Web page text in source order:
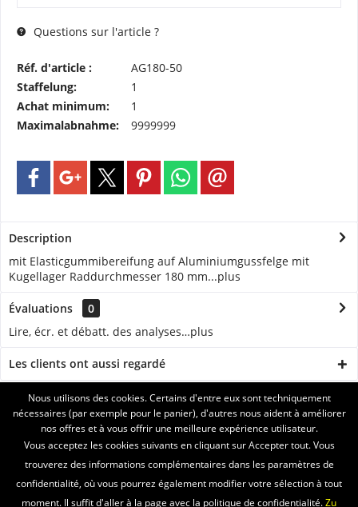
Questions sur l'article ?
Réf. d'article :
AG180-50
Staffelung:
1
Achat minimum:
1
Maximalabnahme:
9999999
Description
mit Elasticgummibereifung auf Aluminiumgussfelge mit
Kugellager Raddurchmesser 180 mm...plus
Évaluations
0
Lire, écr. et débatt. des analyses…plus
Les clients ont aussi regardé
ASSISTANCE
SERVICE
INFORMATIONS
Nous utilisons des cookies. Certains d'entre eux sont techniquement
nécessaires (par exemple pour le panier), d'autres nous aident à améliorer
nos offres et à vous offrir une meilleure expérience utilisateur.
Vous acceptez les cookies suivants en cliquant sur Accepter tout. Vous
trouverez des informations complémentaires dans les paramètres de
confidentialité, où vous pourrez également modifier votre sélection à tout
moment. Il suffit d'aller à la page avec la politique de confidentialité.Zu